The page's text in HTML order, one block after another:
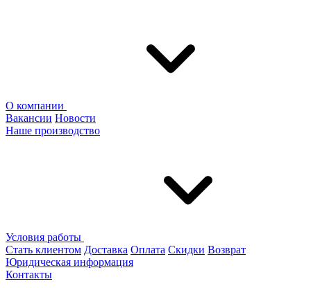
О компании
Вакансии Новости
Наше производство
Условия работы
Стать клиентом Доставка Оплата Скидки Возврат
Юридическая информация
Контакты